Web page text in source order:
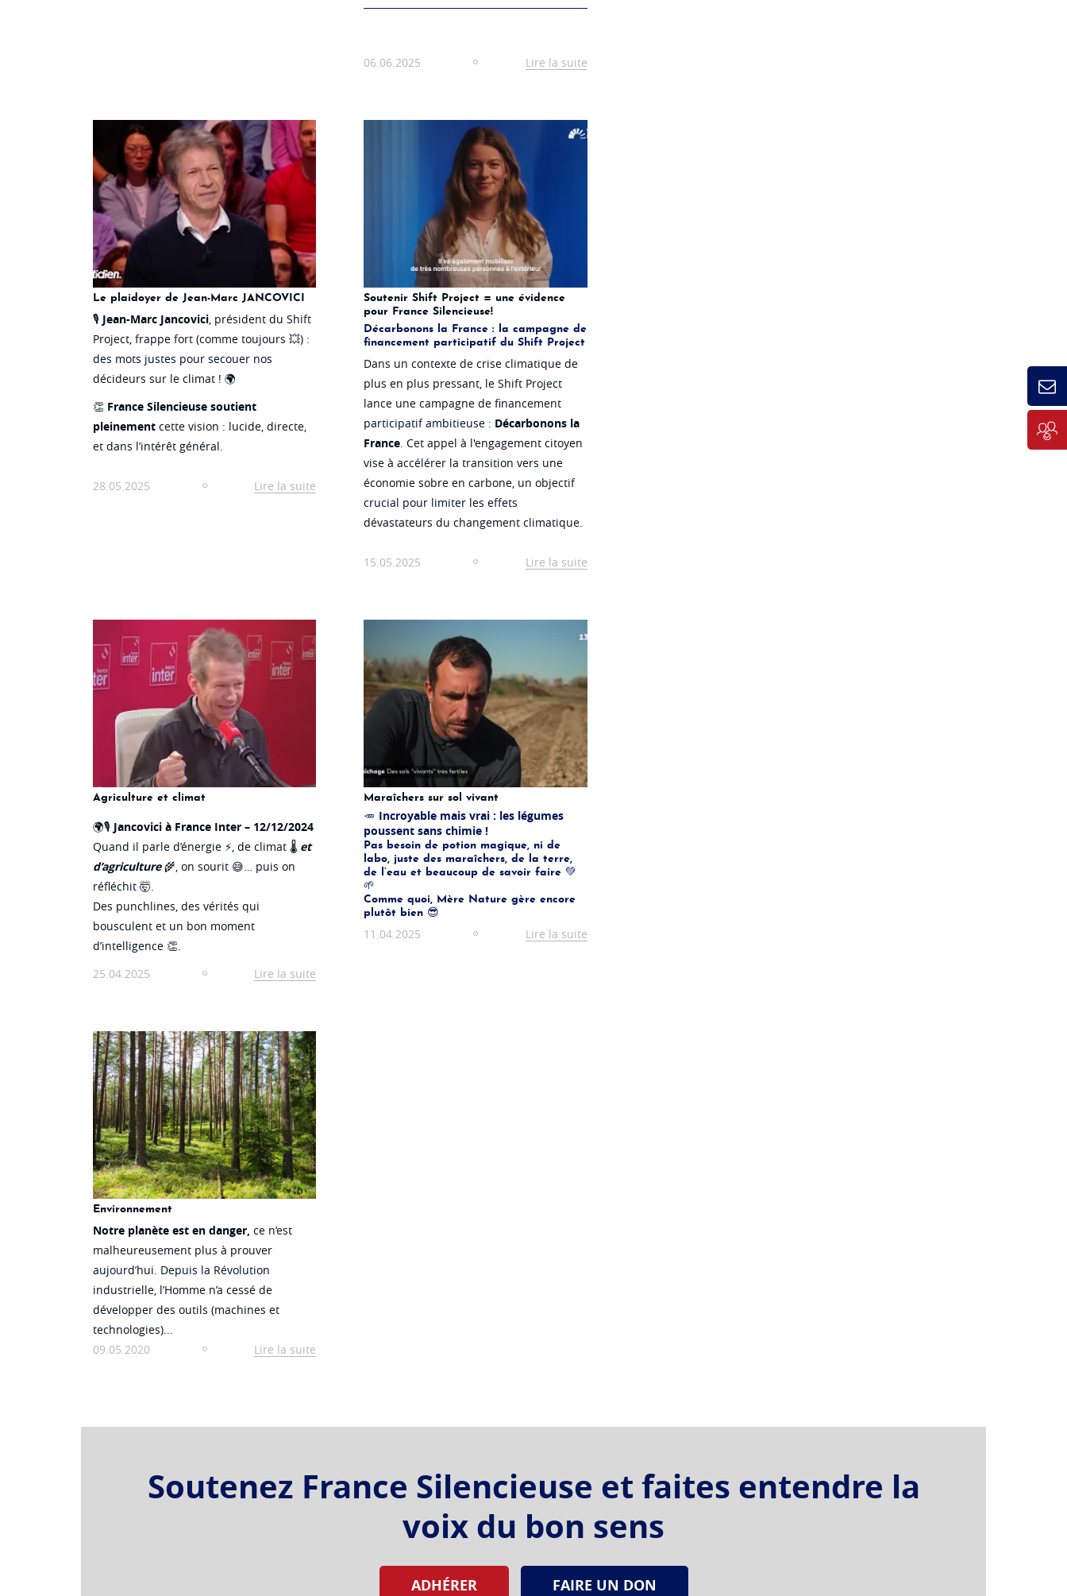
06.06.2025 Lire la suite
Le plaidoyer de Jean-Marc JANCOVICI
🎙️ Jean-Marc Jancovici, président du Shift
Project, frappe fort (comme toujours 💥) :
des mots justes pour secouer nos
décideurs sur le climat ! 🌍
👏 France Silencieuse soutient
pleinement cette vision : lucide, directe,
et dans l’intérêt général.
28.05.2025 Lire la suite
Soutenir Shift Project = une évidence
pour France Silencieuse!
Décarbonons la France : la campagne de
financement participatif du Shift Project
Dans un contexte de crise climatique de
plus en plus pressant, le Shift Project
lance une campagne de financement
participatif ambitieuse : Décarbonons la
France. Cet appel à l'engagement citoyen
vise à accélérer la transition vers une
économie sobre en carbone, un objectif
crucial pour limiter les effets
dévastateurs du changement climatique.
15.05.2025 Lire la suite
Agriculture et climat
🌍🎙️ Jancovici à France Inter – 12/12/2024
Quand il parle d’énergie ⚡, de climat 🌡️ et
d’agriculture🌾, on sourit 😅… puis on
réfléchit 🤯.
Des punchlines, des vérités qui
bousculent et un bon moment
d’intelligence 👏.
25.04.2025
Lire la suite
Maraîchers sur sol vivant
🥕 Incroyable mais vrai : les légumes
poussent sans chimie !
Pas besoin de potion magique, ni de
labo, juste des maraîchers, de la terre,
de l’eau et beaucoup de savoir faire 💚
🌱
Comme quoi, Mère Nature gère encore
plutôt bien 😎
11.04.2025 Lire la suite
Environnement
Notre planète est en danger, ce n’est
malheureusement plus à prouver
aujourd’hui. Depuis la Révolution
industrielle, l’Homme n’a cessé de
développer des outils (machines et
technologies)...
09.05.2020
Lire la suite
Soutenez France Silencieuse et faites entendre la
voix du bon sens
ADHÉRER FAIRE UN DON